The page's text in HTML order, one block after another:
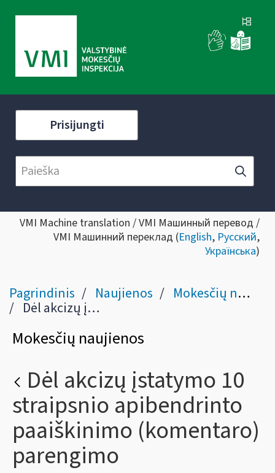
Prisijungti
VMI Machine translation / VMI Машинный перевод /
VMI Машинний переклад (English, Русский,
Українська)
Pagrindinis Naujienos Mokesčių naujienos
Dėl akcizų įstatymo 10 straipsnio apibendrinto paaiškinimo (komentaro) parengimo
Mokesčių naujienos
Dėl akcizų įstatymo 10
straipsnio apibendrinto
paaiškinimo (komentaro)
parengimo